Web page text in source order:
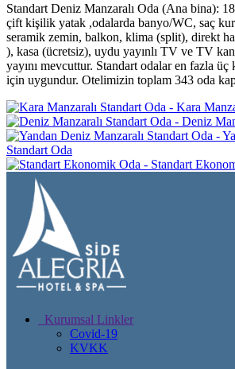
Standart Deniz Manzaralı Oda (Ana bina):
çift kişilik yatak ,odalarda banyo/WC, saç
seramik zemin, balkon, klima (split), direkt
), kasa (ücretsiz), uydu yayınlı TV ve TV
yayını mevcuttur. Standart odalar en fazla
için uygundur. Otelimizin toplam 343 oda
Kara
Deniz
Standart Oda
Standart
Kurumsal Linkler
Covid-19
KVKK